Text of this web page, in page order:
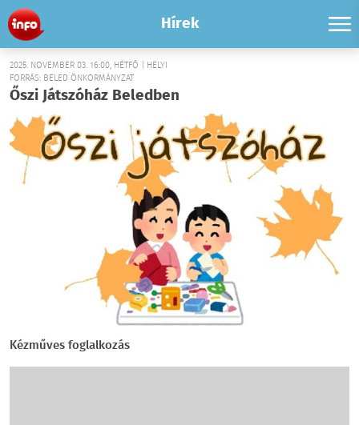
Hírek
2025. NOVEMBER 03. 16:00, HÉTFŐ | HELYI
FORRÁS: BELED ÖNKORMÁNYZAT
Őszi Játszóház Beledben
Kézműves foglalkozás